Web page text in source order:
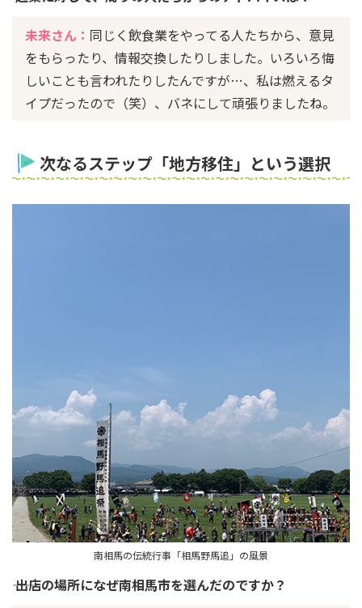
未来さん： 同じく飲食業をやってる人たちから、意見
をもらったり、情報交換したりしました。いろいろ悔
しいことも言われたりしたんですが…、私は燃えるタ
イプだったので（笑）、バネにして頑張りましたね。
次なるステップ「地方移住」という選択
南相馬の伝統行事「相馬野馬追」の風景
―― 出店の場所になぜ南相馬市を選んだのですか？